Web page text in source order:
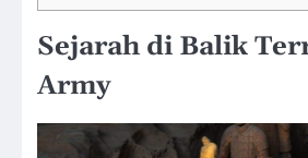
Sejarah di Balik
Army